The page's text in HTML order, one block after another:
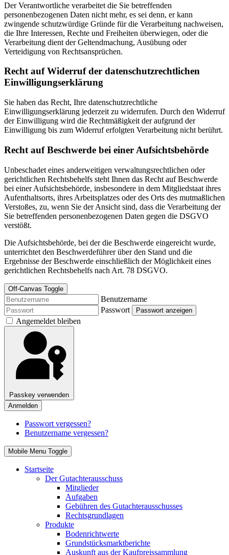
Der Verantwortliche verarbeitet die Sie betreffenden
personenbezogenen Daten nicht mehr, es sei denn, er kann
zwingende schutzwürdige Gründe für die Verarbeitung nachweisen,
die Ihre Interessen, Rechte und Freiheiten überwiegen, oder die
Verarbeitung dient der Geltendmachung, Ausübung oder
Verteidigung von Rechtsansprüchen.
Recht auf Widerruf der datenschutzrechtlichen
Einwilligungserklärung
Sie haben das Recht, Ihre datenschutzrechtliche
Einwilligungserklärung jederzeit zu widerrufen. Durch den Widerruf
der Einwilligung wird die Rechtmäßigkeit der aufgrund der
Einwilligung bis zum Widerruf erfolgten Verarbeitung nicht berührt.
Recht auf Beschwerde bei einer Aufsichtsbehörde
Unbeschadet eines anderweitigen verwaltungsrechtlichen oder
gerichtlichen Rechtsbehelfs steht Ihnen das Recht auf Beschwerde
bei einer Aufsichtsbehörde, insbesondere in dem Mitgliedstaat ihres
Aufenthaltsorts, ihres Arbeitsplatzes oder des Orts des mutmaßlichen
Verstoßes, zu, wenn Sie der Ansicht sind, dass die Verarbeitung der
Sie betreffenden personenbezogenen Daten gegen die DSGVO
verstößt.
Die Aufsichtsbehörde, bei der die Beschwerde eingereicht wurde,
unterrichtet den Beschwerdeführer über den Stand und die
Ergebnisse der Beschwerde einschließlich der Möglichkeit eines
gerichtlichen Rechtsbehelfs nach Art. 78 DSGVO.
Off-Canvas Toggle
Benutzername
Passwort
Passwort anzeigen
Angemeldet bleiben
Passkey verwenden
Anmelden
Passwort vergessen?
Benutzername vergessen?
Mobile Menu Toggle
Startseite
Der Gutachterausschuss
Mitglieder
Aufgaben
Gebühren des Gutachterausschusses
Rechtsgrundlagen
Produkte
Bodenrichtwerte
Grundstücksmarktberichte
Auskunft aus der Kaufpreissammlung